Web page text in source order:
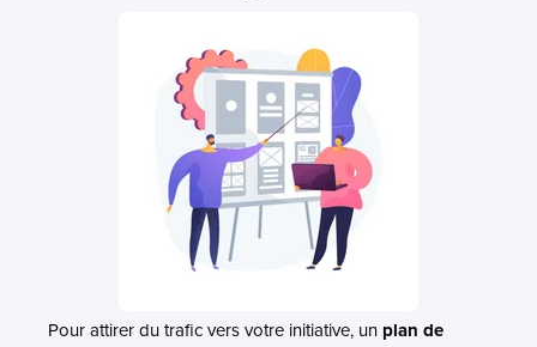
Pour attirer du trafic vers votre initiative, un plan de